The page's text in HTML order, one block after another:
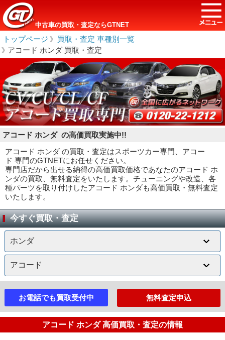
中古車の買取・査定ならGTNET
トップページ ＞
買取・査定 車種別一覧
＞
アコード ホンダ 買取・査定
アコード ホンダ の高価買取実施中!!
アコード ホンダ の買取・査定はスポーツカー専門、アコー
ド 専門のGTNETにお任せください。
専門店だから出せる納得の高価買取価格であなたのアコード ホ
ンダの買取、無料査定をいたします。チューニングや改造、各
種パーツを取り付けしたアコード ホンダも高価買取・無料査定
いたします。
今すぐ買取・査定
お電話でも買取受付中 無料査定申込
アコード ホンダ 高価買取・査定の情報